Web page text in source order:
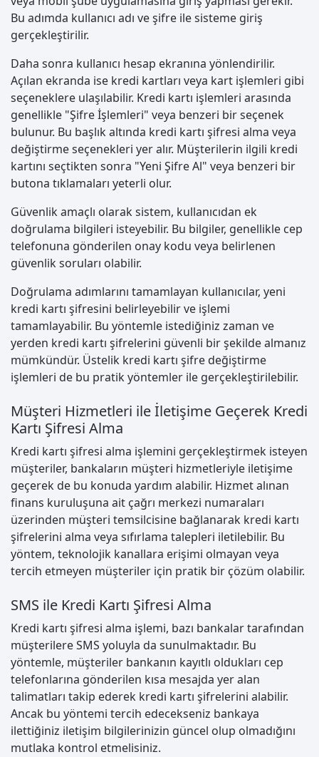
Bu adımda kullanıcı adı ve şifre ile sisteme giriş
gerçekleştirilir.
Daha sonra kullanıcı hesap ekranına yönlendirilir.
Açılan ekranda ise kredi kartları veya kart işlemleri gibi
seçeneklere ulaşılabilir. Kredi kartı işlemleri arasında
genellikle "Şifre İşlemleri" veya benzeri bir seçenek
bulunur. Bu başlık altında kredi kartı şifresi alma veya
değiştirme seçenekleri yer alır. Müşterilerin ilgili kredi
kartını seçtikten sonra "Yeni Şifre Al" veya benzeri bir
butona tıklamaları yeterli olur.
Güvenlik amaçlı olarak sistem, kullanıcıdan ek
doğrulama bilgileri isteyebilir. Bu bilgiler, genellikle cep
telefonuna gönderilen onay kodu veya belirlenen
güvenlik soruları olabilir.
Doğrulama adımlarını tamamlayan kullanıcılar, yeni
kredi kartı şifresini belirleyebilir ve işlemi
tamamlayabilir. Bu yöntemle istediğiniz zaman ve
yerden kredi kartı şifrelerini güvenli bir şekilde almanız
mümkündür. Üstelik kredi kartı şifre değiştirme
işlemleri de bu pratik yöntemler ile gerçekleştirilebilir.
Müşteri Hizmetleri ile İletişime Geçerek Kredi
Kartı Şifresi Alma
Kredi kartı şifresi alma işlemini gerçekleştirmek isteyen
müşteriler, bankaların müşteri hizmetleriyle iletişime
geçerek de bu konuda yardım alabilir. Hizmet alınan
finans kuruluşuna ait çağrı merkezi numaraları
üzerinden müşteri temsilcisine bağlanarak kredi kartı
şifrelerini alma veya sıfırlama talepleri iletilebilir. Bu
yöntem, teknolojik kanallara erişimi olmayan veya
tercih etmeyen müşteriler için pratik bir çözüm olabilir.
SMS ile Kredi Kartı Şifresi Alma
Kredi kartı şifresi alma işlemi, bazı bankalar tarafından
müşterilere SMS yoluyla da sunulmaktadır. Bu
yöntemle, müşteriler bankanın kayıtlı oldukları cep
telefonlarına gönderilen kısa mesajda yer alan
talimatları takip ederek kredi kartı şifrelerini alabilir.
Ancak bu yöntemi tercih edecekseniz bankaya
ilettiğiniz iletişim bilgilerinizin güncel olup olmadığını
mutlaka kontrol etmelisiniz.